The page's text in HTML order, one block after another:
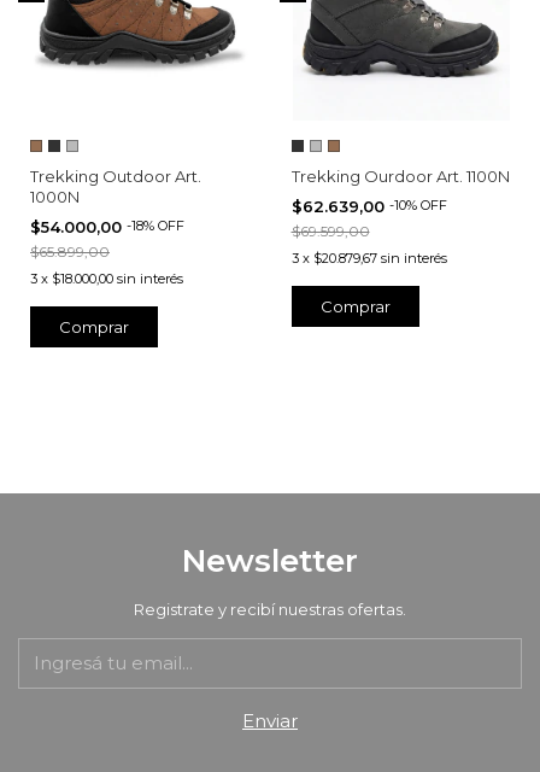
Trekking Outdoor Art.
1000N
$54.000,00 -18% OFF
$65.899,00
3 x $18.000,00 sin interés
Comprar
Trekking Ourdoor Art. 1100N
$62.639,00 -10% OFF
$69.599,00
3 x $20.879,67 sin interés
Comprar
Newsletter
Registrate y recibí nuestras ofertas.